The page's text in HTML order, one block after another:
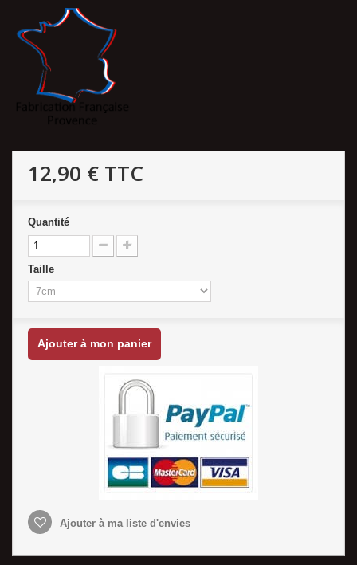
12,90 € TTC
Quantité
Taille
Ajouter à mon panier
Ajouter à ma liste d'envies